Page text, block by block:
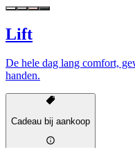
Lift
De hele dag lang comfort,
handen.
Cadeau bij aankoop